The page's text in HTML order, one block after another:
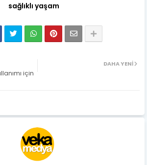
sağlıklı yaşam
DAHA YENI
için